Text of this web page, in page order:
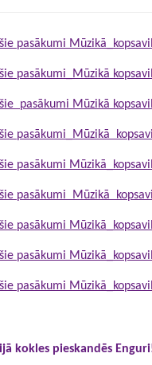
pasākumi
pasākumi_Mūzikā
pasākumi Mūzikā
pasākumi_Mūzikā
pasākumi
pasākumi Mūzikā
pasākumi
pasākumi
pasākumi
kokles pieskandēs